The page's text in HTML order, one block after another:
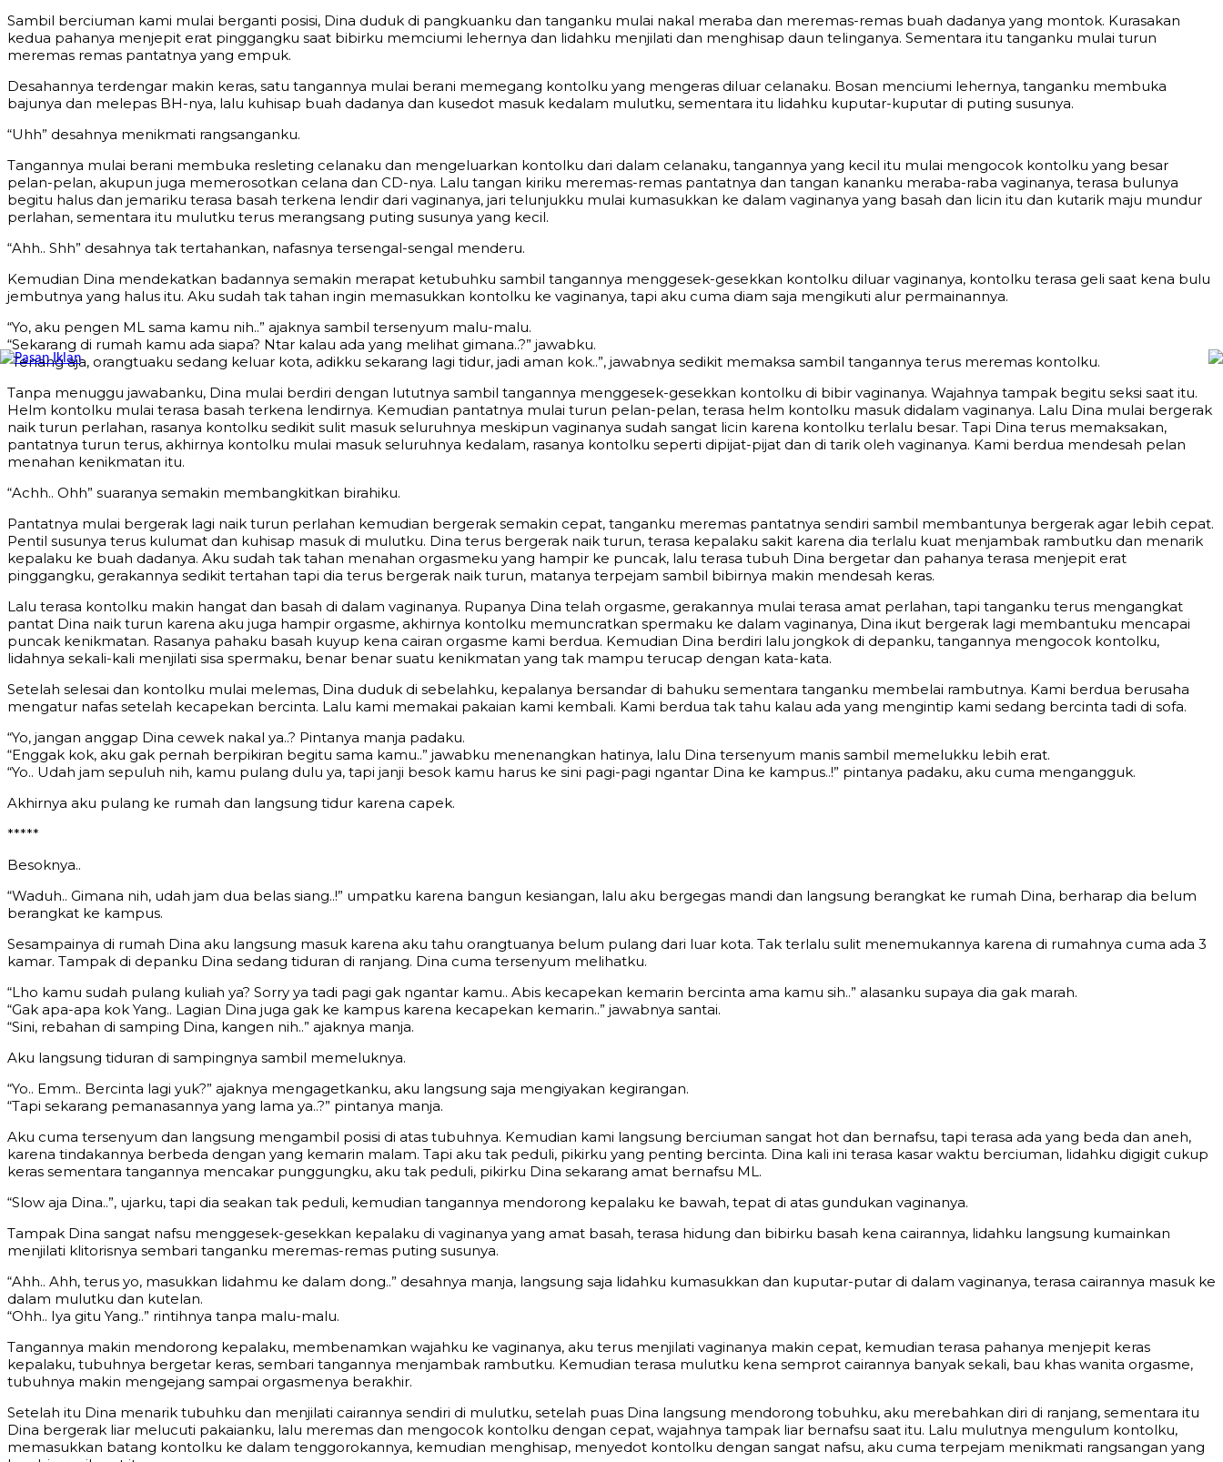
Sambil berciuman kami mulai berganti posisi, Dina duduk di pangkuanku dan tanganku mulai nakal meraba dan meremas-remas buah dadanya yang montok. Kurasakan
kedua pahanya menjepit erat pinggangku saat bibirku memciumi lehernya dan lidahku menjilati dan menghisap daun telinganya. Sementara itu tanganku mulai turun
meremas remas pantatnya yang empuk.
Desahannya terdengar makin keras, satu tangannya mulai berani memegang kontolku yang mengeras diluar celanaku. Bosan menciumi lehernya, tanganku membuka
bajunya dan melepas BH-nya, lalu kuhisap buah dadanya dan kusedot masuk kedalam mulutku, sementara itu lidahku kuputar-kuputar di puting susunya.
“Uhh” desahnya menikmati rangsanganku.
Tangannya mulai berani membuka resleting celanaku dan mengeluarkan kontolku dari dalam celanaku, tangannya yang kecil itu mulai mengocok kontolku yang besar
pelan-pelan, akupun juga memerosotkan celana dan CD-nya. Lalu tangan kiriku meremas-remas pantatnya dan tangan kananku meraba-raba vaginanya, terasa bulunya
begitu halus dan jemariku terasa basah terkena lendir dari vaginanya, jari telunjukku mulai kumasukkan ke dalam vaginanya yang basah dan licin itu dan kutarik maju mundur
perlahan, sementara itu mulutku terus merangsang puting susunya yang kecil.
“Ahh.. Shh” desahnya tak tertahankan, nafasnya tersengal-sengal menderu.
Kemudian Dina mendekatkan badannya semakin merapat ketubuhku sambil tangannya menggesek-gesekkan kontolku diluar vaginanya, kontolku terasa geli saat kena bulu
jembutnya yang halus itu. Aku sudah tak tahan ingin memasukkan kontolku ke vaginanya, tapi aku cuma diam saja mengikuti alur permainannya.
“Yo, aku pengen ML sama kamu nih..” ajaknya sambil tersenyum malu-malu.
“Sekarang di rumah kamu ada siapa? Ntar kalau ada yang melihat gimana..?” jawabku.
“Tenang aja, orangtuaku sedang keluar kota, adikku sekarang lagi tidur, jadi aman kok..”, jawabnya sedikit memaksa sambil tangannya terus meremas kontolku.
Tanpa menuggu jawabanku, Dina mulai berdiri dengan lututnya sambil tangannya menggesek-gesekkan kontolku di bibir vaginanya. Wajahnya tampak begitu seksi saat itu.
Helm kontolku mulai terasa basah terkena lendirnya. Kemudian pantatnya mulai turun pelan-pelan, terasa helm kontolku masuk didalam vaginanya. Lalu Dina mulai bergerak
naik turun perlahan, rasanya kontolku sedikit sulit masuk seluruhnya meskipun vaginanya sudah sangat licin karena kontolku terlalu besar. Tapi Dina terus memaksakan,
pantatnya turun terus, akhirnya kontolku mulai masuk seluruhnya kedalam, rasanya kontolku seperti dipijat-pijat dan di tarik oleh vaginanya. Kami berdua mendesah pelan
menahan kenikmatan itu.
“Achh.. Ohh” suaranya semakin membangkitkan birahiku.
Pantatnya mulai bergerak lagi naik turun perlahan kemudian bergerak semakin cepat, tanganku meremas pantatnya sendiri sambil membantunya bergerak agar lebih cepat.
Pentil susunya terus kulumat dan kuhisap masuk di mulutku. Dina terus bergerak naik turun, terasa kepalaku sakit karena dia terlalu kuat menjambak rambutku dan menarik
kepalaku ke buah dadanya. Aku sudah tak tahan menahan orgasmeku yang hampir ke puncak, lalu terasa tubuh Dina bergetar dan pahanya terasa menjepit erat
pinggangku, gerakannya sedikit tertahan tapi dia terus bergerak naik turun, matanya terpejam sambil bibirnya makin mendesah keras.
Lalu terasa kontolku makin hangat dan basah di dalam vaginanya. Rupanya Dina telah orgasme, gerakannya mulai terasa amat perlahan, tapi tanganku terus mengangkat
pantat Dina naik turun karena aku juga hampir orgasme, akhirnya kontolku memuncratkan spermaku ke dalam vaginanya, Dina ikut bergerak lagi membantuku mencapai
puncak kenikmatan. Rasanya pahaku basah kuyup kena cairan orgasme kami berdua. Kemudian Dina berdiri lalu jongkok di depanku, tangannya mengocok kontolku,
lidahnya sekali-kali menjilati sisa spermaku, benar benar suatu kenikmatan yang tak mampu terucap dengan kata-kata.
Setelah selesai dan kontolku mulai melemas, Dina duduk di sebelahku, kepalanya bersandar di bahuku sementara tanganku membelai rambutnya. Kami berdua berusaha
mengatur nafas setelah kecapekan bercinta. Lalu kami memakai pakaian kami kembali. Kami berdua tak tahu kalau ada yang mengintip kami sedang bercinta tadi di sofa.
“Yo, jangan anggap Dina cewek nakal ya..? Pintanya manja padaku.
“Enggak kok, aku gak pernah berpikiran begitu sama kamu..” jawabku menenangkan hatinya, lalu Dina tersenyum manis sambil memelukku lebih erat.
“Yo.. Udah jam sepuluh nih, kamu pulang dulu ya, tapi janji besok kamu harus ke sini pagi-pagi ngantar Dina ke kampus..!” pintanya padaku, aku cuma mengangguk.
Akhirnya aku pulang ke rumah dan langsung tidur karena capek.
*****
Besoknya..
“Waduh.. Gimana nih, udah jam dua belas siang..!” umpatku karena bangun kesiangan, lalu aku bergegas mandi dan langsung berangkat ke rumah Dina, berharap dia belum
berangkat ke kampus.
Sesampainya di rumah Dina aku langsung masuk karena aku tahu orangtuanya belum pulang dari luar kota. Tak terlalu sulit menemukannya karena di rumahnya cuma ada 3
kamar. Tampak di depanku Dina sedang tiduran di ranjang. Dina cuma tersenyum melihatku.
“Lho kamu sudah pulang kuliah ya? Sorry ya tadi pagi gak ngantar kamu.. Abis kecapekan kemarin bercinta ama kamu sih..” alasanku supaya dia gak marah.
“Gak apa-apa kok Yang.. Lagian Dina juga gak ke kampus karena kecapekan kemarin..” jawabnya santai.
“Sini, rebahan di samping Dina, kangen nih..” ajaknya manja.
Aku langsung tiduran di sampingnya sambil memeluknya.
“Yo.. Emm.. Bercinta lagi yuk?” ajaknya mengagetkanku, aku langsung saja mengiyakan kegirangan.
“Tapi sekarang pemanasannya yang lama ya..?” pintanya manja.
Aku cuma tersenyum dan langsung mengambil posisi di atas tubuhnya. Kemudian kami langsung berciuman sangat hot dan bernafsu, tapi terasa ada yang beda dan aneh,
karena tindakannya berbeda dengan yang kemarin malam. Tapi aku tak peduli, pikirku yang penting bercinta. Dina kali ini terasa kasar waktu berciuman, lidahku digigit cukup
keras sementara tangannya mencakar punggungku, aku tak peduli, pikirku Dina sekarang amat bernafsu ML.
“Slow aja Dina..”, ujarku, tapi dia seakan tak peduli, kemudian tangannya mendorong kepalaku ke bawah, tepat di atas gundukan vaginanya.
Tampak Dina sangat nafsu menggesek-gesekkan kepalaku di vaginanya yang amat basah, terasa hidung dan bibirku basah kena cairannya, lidahku langsung kumainkan
menjilati klitorisnya sembari tanganku meremas-remas puting susunya.
“Ahh.. Ahh, terus yo, masukkan lidahmu ke dalam dong..” desahnya manja, langsung saja lidahku kumasukkan dan kuputar-putar di dalam vaginanya, terasa cairannya masuk ke
dalam mulutku dan kutelan.
“Ohh.. Iya gitu Yang..” rintihnya tanpa malu-malu.
Tangannya makin mendorong kepalaku, membenamkan wajahku ke vaginanya, aku terus menjilati vaginanya makin cepat, kemudian terasa pahanya menjepit keras
kepalaku, tubuhnya bergetar keras, sembari tangannya menjambak rambutku. Kemudian terasa mulutku kena semprot cairannya banyak sekali, bau khas wanita orgasme,
tubuhnya makin mengejang sampai orgasmenya berakhir.
Setelah itu Dina menarik tubuhku dan menjilati cairannya sendiri di mulutku, setelah puas Dina langsung mendorong tobuhku, aku merebahkan diri di ranjang, sementara itu
Dina bergerak liar melucuti pakaianku, lalu meremas dan mengocok kontolku dengan cepat, wajahnya tampak liar bernafsu saat itu. Lalu mulutnya mengulum kontolku,
memasukkan batang kontolku ke dalam tenggorokannya, kemudian menghisap, menyedot kontolku dengan sangat nafsu, aku cuma terpejam menikmati rangsangan yang